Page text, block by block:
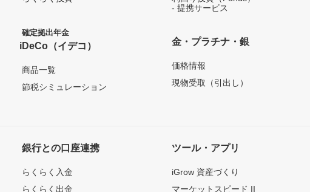
確定拠出年金
iDeCo（イデコ）
商品一覧
節税シミュレーション
- 提携サービス
金・プラチナ・銀
価格情報
現物受取（引出し）
銀行との口座連携
らくらく入金
らくらく出金
ツール・アプリ
iGrow 資産づくり
マーケットスピード II